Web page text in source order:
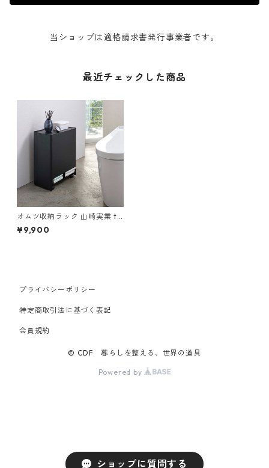
ショップに質問する
当ショップは適格請求書発行事業者です。
最近チェックした商品
オムツ収納ラック 山崎実業 to
wer タワー シニア＆ベビーオ
ムツストッカー ブラック
¥9,900
プライバシーポリシー
特定商取引法に基づく表記
会員規約
© CDF 暮らしを整える、世界の道具
Powered by